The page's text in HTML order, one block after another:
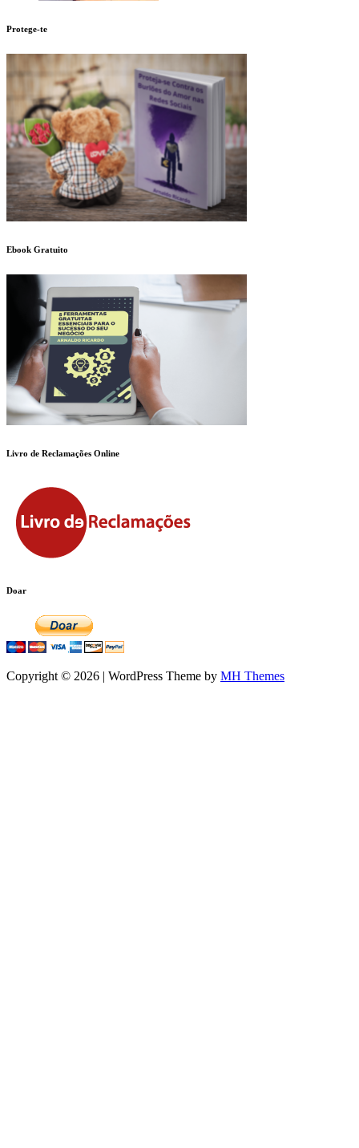
Protege-te
Ebook Gratuito
Livro de Reclamações Online
Doar
Copyright © 2026 | WordPress Theme by MH Themes